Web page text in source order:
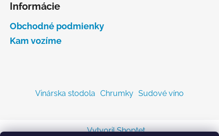
Informácie
Obchodné podmienky
Kam vozíme
Vinárska stodola Chrumky Sudové víno
Vytvoril Shoptet